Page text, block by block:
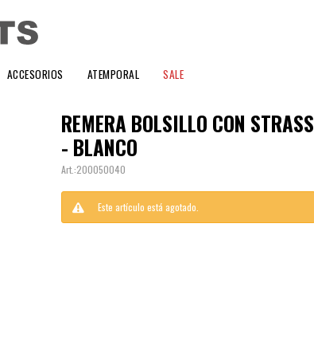
ACCESORIOS ATEMPORAL SALE
REMERA BOLSILLO CON STRASS
- BLANCO
200050040
Este artículo está agotado.